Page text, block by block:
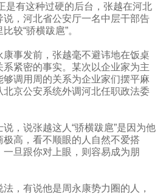
是有这种过硬的后台，张越在河北
，河北省公安厅一名中层干部告
较“骄横跋扈”。
康事发前，张越毫不避讳地在饭桌
紧密的事实。某次以企业家为主
调用周的关系为企业家们摆平麻
京公安系统外调河北任职政法委
，说张越这人“骄横跋扈”是因为他
高，看不顺眼的人自然不爱搭
旦跟你对上眼，则容易成为朋
，有说他是周永康势力圈的人，